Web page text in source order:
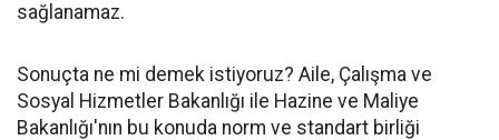
sağlanamaz.
Sonuçta ne mi demek istiyoruz? Aile, Çalışma ve
Sosyal Hizmetler Bakanlığı ile Hazine ve Maliye
Bakanlığı'nın bu konuda norm ve standart birliği